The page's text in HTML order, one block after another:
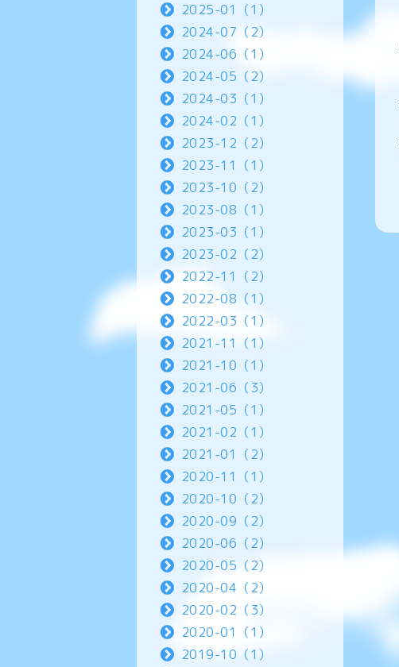
2025-01（1）
2024-07（2）
2024-06（1）
2024-05（2）
2024-03（1）
2024-02（1）
2023-12（2）
2023-11（1）
2023-10（2）
2023-08（1）
2023-03（1）
2023-02（2）
2022-11（2）
2022-08（1）
2022-03（1）
2021-11（1）
2021-10（1）
2021-06（3）
2021-05（1）
2021-02（1）
2021-01（2）
2020-11（1）
2020-10（2）
2020-09（2）
2020-06（2）
2020-05（2）
2020-04（2）
2020-02（3）
2020-01（1）
2019-10（1）